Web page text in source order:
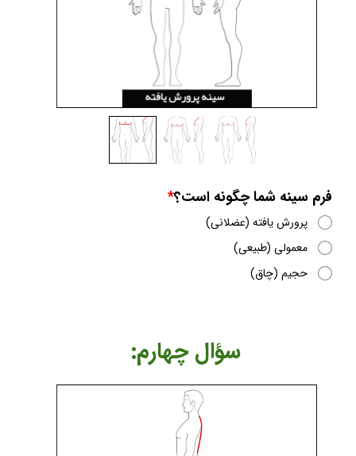
​​​​سؤال چهارم:
فرم اطلاعات شخصی دوزی
فرم سینه شما چگونه است؟
پرورش یافته (عضلانی)
معمولی (طبیعی)
حجیم (چاق)